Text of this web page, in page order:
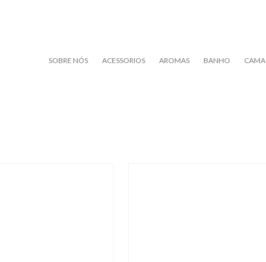
SOBRE NÓS ACESSORIOS AROMAS BANHO CAMA